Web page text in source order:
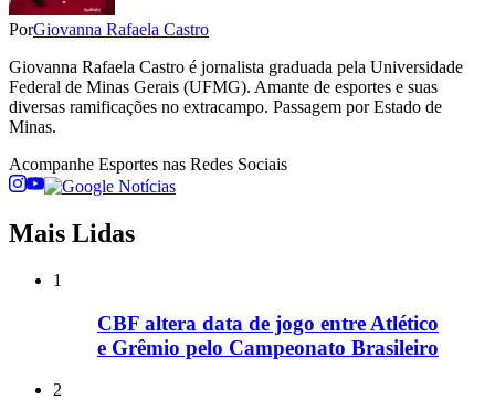
PorGiovanna Rafaela Castro
Giovanna Rafaela Castro é jornalista graduada pela Universidade
Federal de Minas Gerais (UFMG). Amante de esportes e suas
diversas ramificações no extracampo. Passagem por Estado de
Minas.
Acompanhe Esportes nas Redes Sociais
Mais Lidas
1
CBF altera data de jogo entre Atlético
e Grêmio pelo Campeonato Brasileiro
2